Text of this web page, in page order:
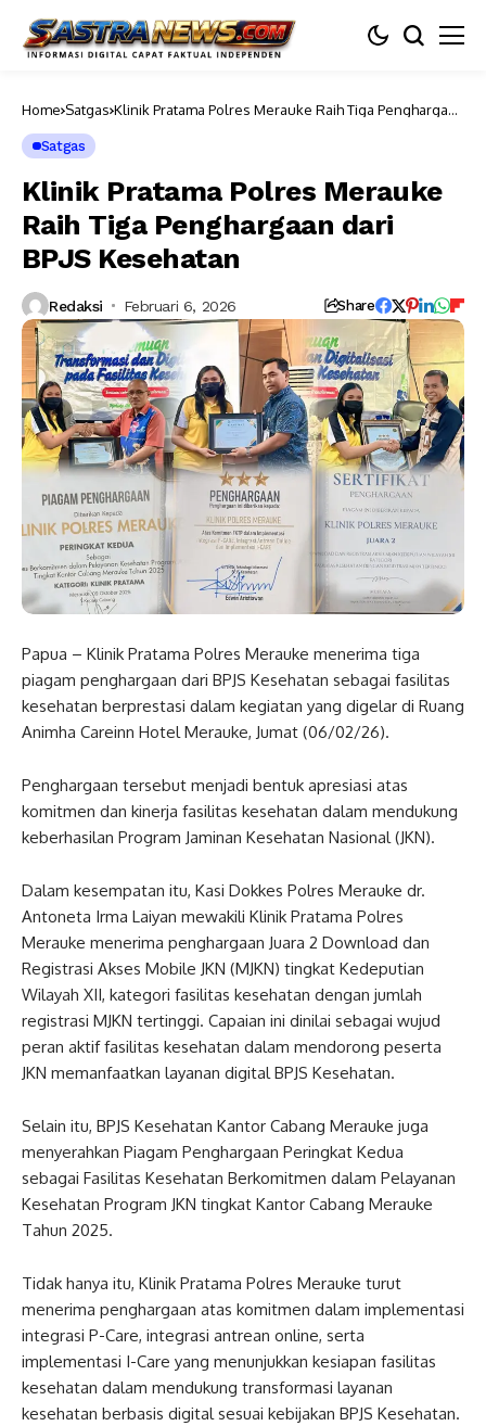
Home Satgas Klinik Pratama Polres Merauke Raih Tiga Penghargaan
Satgas
Klinik Pratama Polres Merauke
Raih Tiga Penghargaan dari
BPJS Kesehatan
Redaksi Februari 6, 2026 Share
Papua – Klinik Pratama Polres Merauke menerima tiga
piagam penghargaan dari BPJS Kesehatan sebagai fasilitas
kesehatan berprestasi dalam kegiatan yang digelar di Ruang
Animha Careinn Hotel Merauke, Jumat (06/02/26).
Penghargaan tersebut menjadi bentuk apresiasi atas
komitmen dan kinerja fasilitas kesehatan dalam mendukung
keberhasilan Program Jaminan Kesehatan Nasional (JKN).
Dalam kesempatan itu, Kasi Dokkes Polres Merauke dr.
Antoneta Irma Laiyan mewakili Klinik Pratama Polres
Merauke menerima penghargaan Juara 2 Download dan
Registrasi Akses Mobile JKN (MJKN) tingkat Kedeputian
Wilayah XII, kategori fasilitas kesehatan dengan jumlah
registrasi MJKN tertinggi. Capaian ini dinilai sebagai wujud
peran aktif fasilitas kesehatan dalam mendorong peserta
JKN memanfaatkan layanan digital BPJS Kesehatan.
Selain itu, BPJS Kesehatan Kantor Cabang Merauke juga
menyerahkan Piagam Penghargaan Peringkat Kedua
sebagai Fasilitas Kesehatan Berkomitmen dalam Pelayanan
Kesehatan Program JKN tingkat Kantor Cabang Merauke
Tahun 2025.
Tidak hanya itu, Klinik Pratama Polres Merauke turut
menerima penghargaan atas komitmen dalam implementasi
integrasi P-Care, integrasi antrean online, serta
implementasi I-Care yang menunjukkan kesiapan fasilitas
kesehatan dalam mendukung transformasi layanan
kesehatan berbasis digital sesuai kebijakan BPJS Kesehatan.